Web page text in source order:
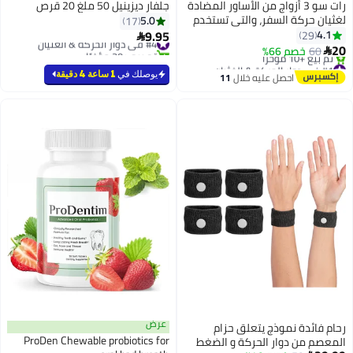
رات سو 3 أزواج من الأساور المضادة
لغثيان حركة السفر، والتي تستخدم
تقنية الضغط الحركي لتوفير الإغاثة
من الغثيان، وتستخدم للسيارات
والطائرات والبحر. مناسبة للبالغين
والأطفال، متوفرة بالألوان الأسود
والرمادي و
4.1
29
20
60 خصم 66%
#1 في دوار الحركة & الغثيان
توصيل مجاني
تم بيع +10 مؤخرًا
احصل عليه خلال 11
جلفار ديزينيل 50 ملغ 20 قرص
5.0
17
9.95
#4 في دوار الحركة & الغثيان
تم بيع +20 مؤخرًا
#4 في دوار الحركة & الغثيان
يوصلك في 1 ساعة 4 دقيقة
رحام فائدة نموذج يتعلق حزام
المعصم من دوار الحركة و الضغط
عرض
ProDen Chewable probiotics for